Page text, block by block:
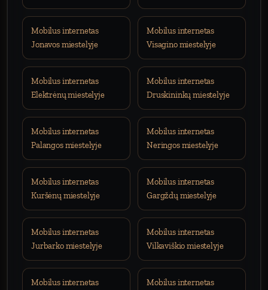
Mobilus internetas
Jonavos miestelyje
Mobilus internetas
Visagino miestelyje
Mobilus internetas
Elektrėnų miestelyje
Mobilus internetas
Druskininkų miestelyje
Mobilus internetas
Palangos miestelyje
Mobilus internetas
Neringos miestelyje
Mobilus internetas
Kuršėnų miestelyje
Mobilus internetas
Gargždų miestelyje
Mobilus internetas
Jurbarko miestelyje
Mobilus internetas
Vilkaviškio miestelyje
Mobilus internetas
Mobilus internetas